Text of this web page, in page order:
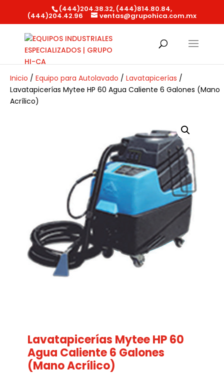
(444)204.38.32, (444)814.80.84,
(444)204.42.96 ventas@grupohica.com.mx
Inicio / Equipo para Autolavado / Lavatapicerías /
Lavatapicerías Mytee HP 60 Agua Caliente 6 Galones (Mano
Acrílico)
Lavatapicerías Mytee HP 60
Agua Caliente 6 Galones
(Mano Acrílico)